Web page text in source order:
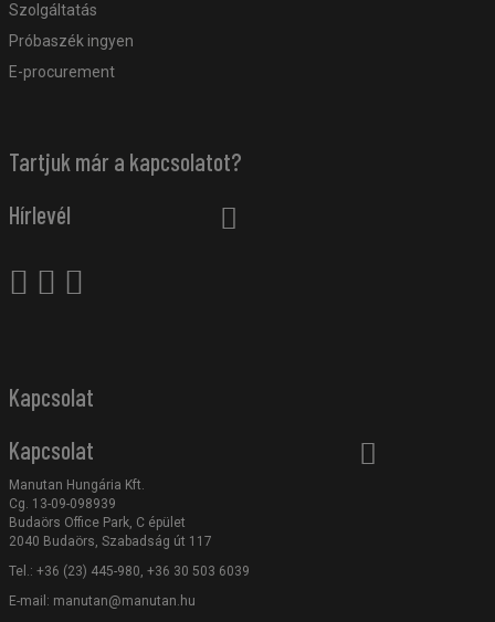
Szolgáltatás
Próbaszék ingyen
E-procurement
Tartjuk már a kapcsolatot?
Hírlevél
Kapcsolat
Kapcsolat
Manutan Hungária Kft.
Cg. 13-09-098939
Budaörs Office Park, C épület
2040 Budaörs, Szabadság út 117
Tel.: +36 (23) 445-980, +36 30 503 6039
E-mail: manutan@manutan.hu